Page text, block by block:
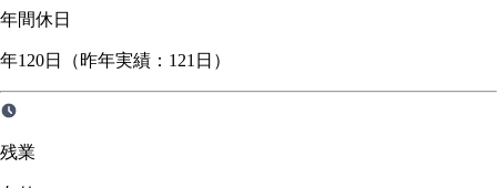
年間休日
年120日（昨年実績：121日）
残業